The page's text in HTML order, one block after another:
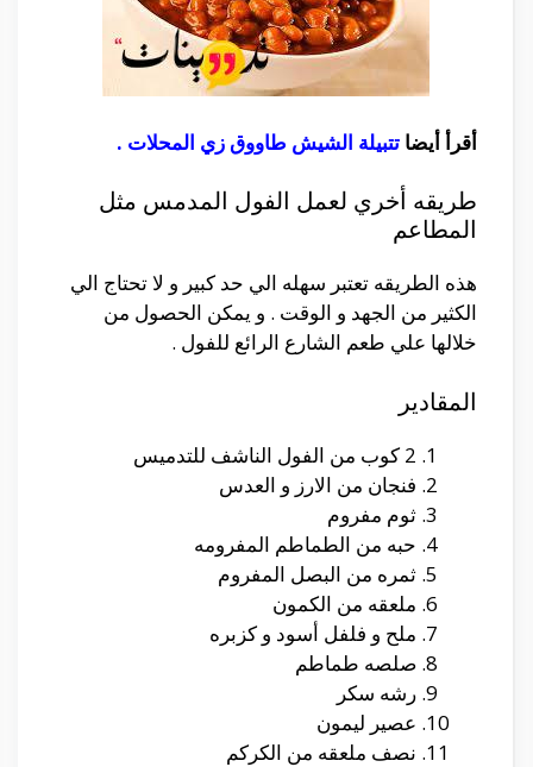
أقرأ أيضا تتبيلة الشيش طاووق زي المحلات .
طريقه أخري لعمل الفول المدمس مثل
المطاعم
هذه الطريقه تعتبر سهله الي حد كبير و لا تحتاج الي
الكثير من الجهد و الوقت . و يمكن الحصول من
خلالها علي طعم الشارع الرائع للفول .
المقادير
2 كوب من الفول الناشف للتدميس
فنجان من الارز و العدس
ثوم مفروم
حبه من الطماطم المفرومه
ثمره من البصل المفروم
ملعقه من الكمون
ملح و فلفل أسود و كزبره
صلصه طماطم
رشه سكر
عصير ليمون
نصف ملعقه من الكركم